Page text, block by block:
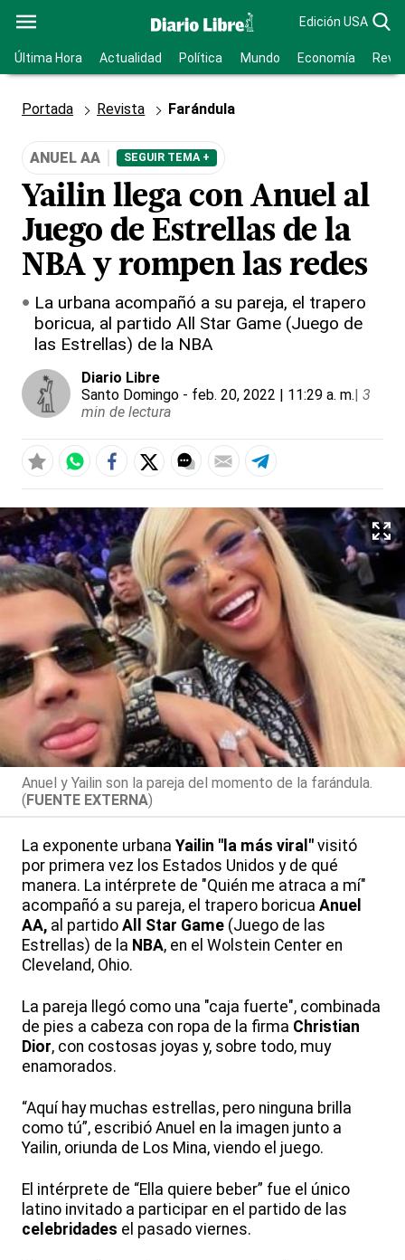
Edición USA
Última Hora Actualidad Política Mundo Economía
Portada Revista Farándula
ANUEL AA SEGUIR TEMA +
Yailin llega con Anuel al
Juego de Estrellas de la
NBA y rompen las redes
La urbana acompañó a su pareja, el trapero
boricua, al partido All Star Game (Juego de
las Estrellas) de la NBA
Diario Libre
Santo Domingo - feb. 20, 2022 | 11:29 a. m.| 3
min de lectura
Anuel y Yailin son la pareja del momento de la farándula.
(FUENTE EXTERNA)
La exponente urbana Yailin "la más viral" visitó
por primera vez los Estados Unidos y de qué
manera. La intérprete de "Quién me atraca a mí"
acompañó a su pareja, el trapero boricua Anuel
AA, al partido All Star Game (Juego de las
Estrellas) de la NBA, en el Wolstein Center en
Cleveland, Ohio.
La pareja llegó como una "caja fuerte", combinada
de pies a cabeza con ropa de la firma Christian
Dior, con costosas joyas y, sobre todo, muy
enamorados.
“Aquí hay muchas estrellas, pero ninguna brilla
como tú”, escribió Anuel en la imagen junto a
Yailin, oriunda de Los Mina, viendo el juego.
El intérprete de “Ella quiere beber” fue el único
latino invitado a participar en el partido de las
celebridades el pasado viernes.